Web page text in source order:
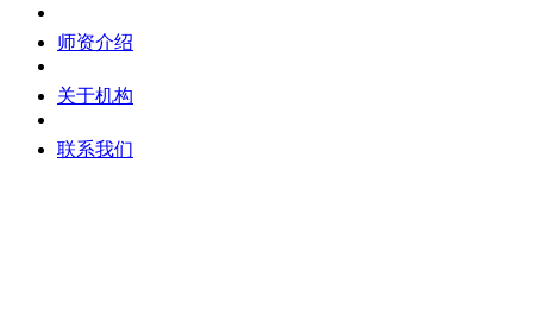
师资介绍
关于机构
联系我们